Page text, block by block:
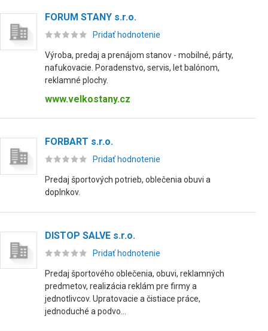
FORUM STANY s.r.o.
Pridať hodnotenie
Výroba, predaj a prenájom stanov - mobilné, párty,
nafukovacie. Poradenstvo, servis, let balónom,
reklamné plochy.
www.velkostany.cz
FORBART s.r.o.
Pridať hodnotenie
Predaj športových potrieb, oblečenia obuvi a
doplnkov.
DISTOP SALVE s.r.o.
Pridať hodnotenie
Predaj športového oblečenia, obuvi, reklamných
predmetov, realizácia reklám pre firmy a
jednotlivcov. Upratovacie a čistiace práce,
jednoduché a podvo...